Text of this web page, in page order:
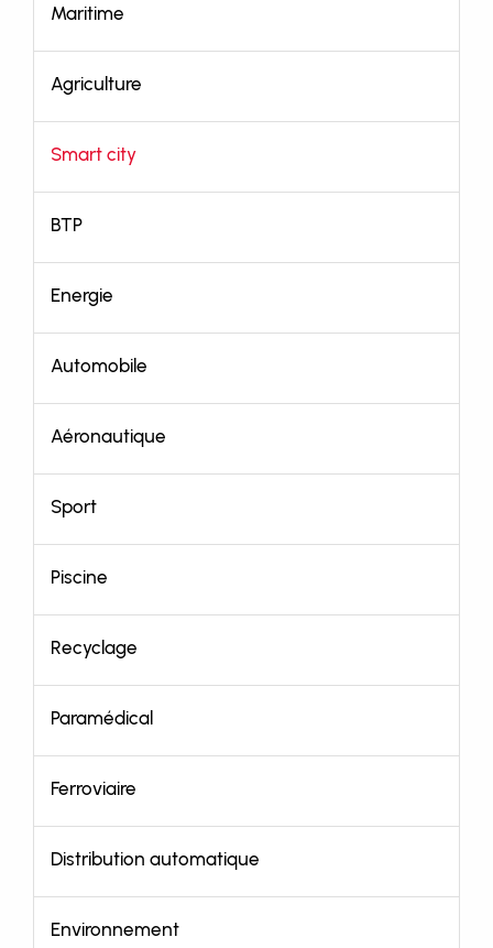
Maritime
Agriculture
Smart city
BTP
Energie
Automobile
Aéronautique
Sport
Piscine
Recyclage
Paramédical
Ferroviaire
Distribution automatique
Environnement